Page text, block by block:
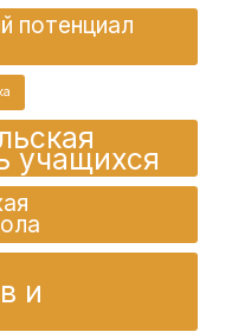
потенциал
учащихся
и